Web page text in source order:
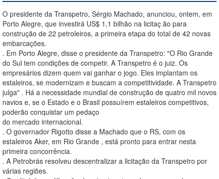
O presidente da Transpetro, Sérgio Machado, anunciou, ontem, em
Porto Alegre, que investirá US$ 1,1 bilhão na licitaç ão para
construção de 22 petroleiros, a primeira etapa do total de 42 novas
embarcações.
. Em Porto Alegre, disse o presidente da Transpetro: "O Rio Grande
do Sul tem condições de competir. A Transpetro é o juiz. Os
empresários dizem quem vai ganhar o jogo. Eles implantam os
estaleiros, se modernizam e buscam a competitividade. A Transpetro
julga" . Há a necessidade mundial de construção de quatro mil novos
navios e, se o Estado e o Brasil possuírem estaleiros competitivos,
poderão conquistar um pedaço
do mercado internacional.
. O governador Rigotto disse a Machado que o RS, com os
estaleiros Aker, em Rio Grande , está pronto para entrar nesta
primeira concorrência.
. A Petrobrás resolveu descentralizar a licitação da Transpetro por
várias regiões.